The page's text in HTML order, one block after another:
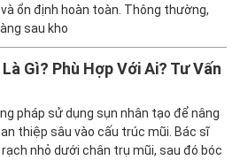
ổn định hoàn toàn. Thông thường,
sau kho
Gì? Phù Hợp Với Ai? Tư Vấn
pháp sử dụng sụn nhân tạo để nâng
thiệp sâu vào cấu trúc mũi. Bác sĩ
nhỏ dưới chân trụ mũi, sau đó bóc